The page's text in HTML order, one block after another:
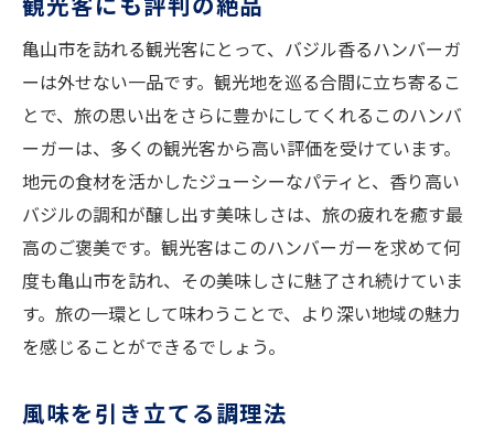
亀山市を訪れる観光客にとって、バジル香るハンバーガ
ーは外せない一品です。観光地を巡る合間に立ち寄るこ
とで、旅の思い出をさらに豊かにしてくれるこのハンバ
ーガーは、多くの観光客から高い評価を受けています。
地元の食材を活かしたジューシーなパティと、香り高い
バジルの調和が醸し出す美味しさは、旅の疲れを癒す最
高のご褒美です。観光客はこのハンバーガーを求めて何
度も亀山市を訪れ、その美味しさに魅了され続けていま
す。旅の一環として味わうことで、より深い地域の魅力
を感じることができるでしょう。
風味を引き立てる調理法